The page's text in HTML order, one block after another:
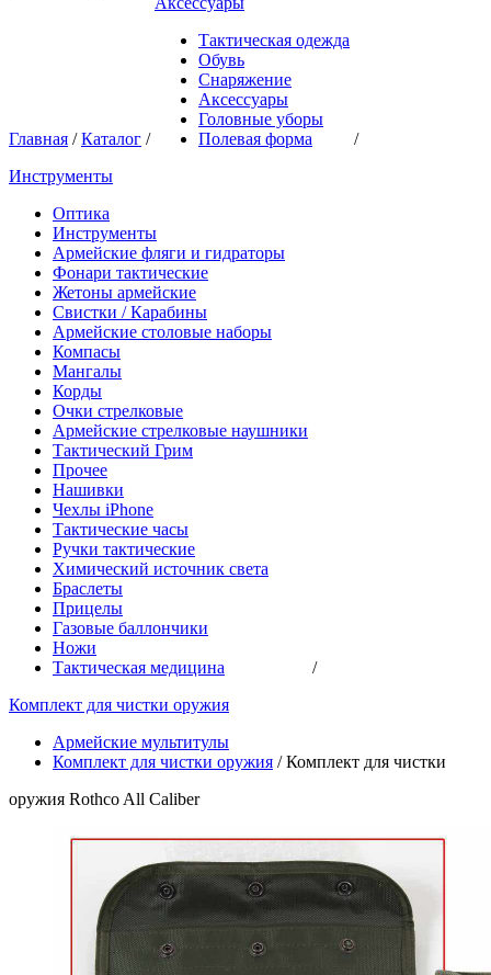
Главная /Каталог /
Тактическая одежда
Обувь
Снаряжение
Аксессуары
Головные уборы
Полевая форма
/
Инструменты
Оптика
Инструменты
Армейские фляги и гидраторы
Фонари тактические
Жетоны армейские
Свистки / Карабины
Армейские столовые наборы
Компасы
Мангалы
Корды
Очки стрелковые
Армейские стрелковые наушники
Тактический Грим
Прочее
Нашивки
Чехлы iPhone
Тактические часы
Ручки тактические
Химический источник света
Браслеты
Прицелы
Газовые баллончики
Ножи
Тактическая медицина
/
Комплект для чистки оружия
Армейские мультитулы
Комплект для чистки оружия /Комплект для чистки
оружия Rothco All Caliber